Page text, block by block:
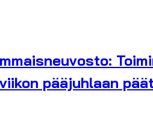
pääjuhlaan